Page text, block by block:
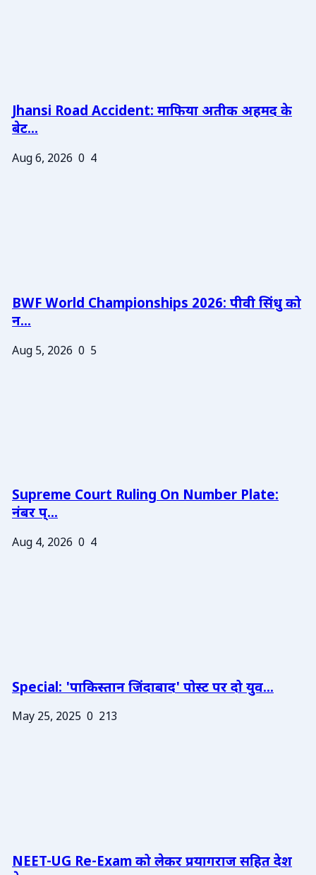
Jhansi Road Accident: माफिया अतीक अहमद के
बेट...
Aug 6, 2026 0 4
BWF World Championships 2026: पीवी सिंधु को
न...
Aug 5, 2026 0 5
Supreme Court Ruling On Number Plate:
नंबर प्...
Aug 4, 2026 0 4
Special: 'पाकिस्तान जिंदाबाद' पोस्ट पर दो युव...
May 25, 2025 0 213
NEET-UG Re-Exam को लेकर प्रयागराज सहित देश